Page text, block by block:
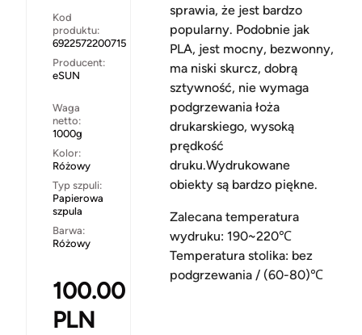
Kod
produktu:
6922572200715
Producent:
eSUN
Waga
netto:
1000g
Kolor:
Różowy
Typ szpuli:
Papierowa
szpula
Barwa:
Różowy
100.00
PLN
sprawia, że jest bardzo
popularny. Podobnie jak
PLA, jest mocny, bezwonny,
ma niski skurcz, dobrą
sztywność, nie wymaga
podgrzewania łoża
drukarskiego, wysoką
prędkość
druku.Wydrukowane
obiekty są bardzo piękne.
Zalecana temperatura
wydruku: 190~220℃
Temperatura stolika: bez
podgrzewania / (60-80)℃